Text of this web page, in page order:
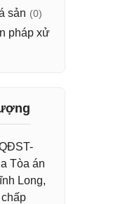
sản (0)
pháp xử
Tòa án
Long,